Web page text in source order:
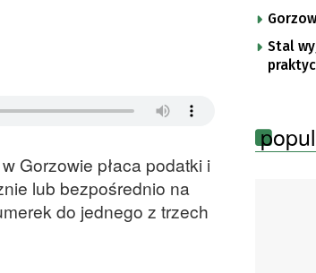
Gorzowie płaca podatki i
lub bezpośrednio na
do jednego z trzech
im.
Stal